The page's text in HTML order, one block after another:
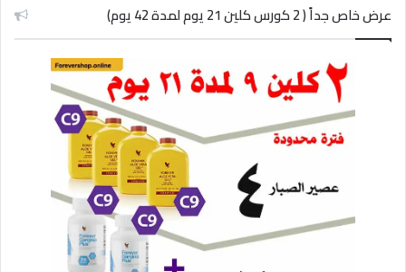
عرض خاص جداً ( 2 كورس كلين 21 يوم لمدة 42 يوم)